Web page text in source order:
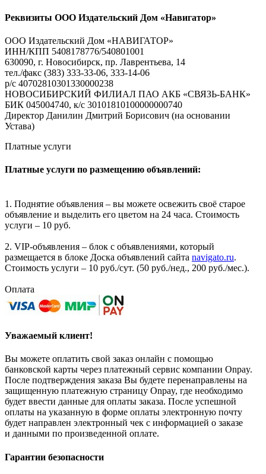
Реквизиты ООО Издательский Дом «Навигатор»
ООО Издательский Дом «НАВИГАТОР»
ИНН/КПП 5408178776/540801001
630090, г. Новосибирск, пр. Лаврентьева, 14
тел./факс (383) 333-33-06, 333-14-06
р/с 40702810301330000238
НОВОСИБИРСКИЙ ФИЛИАЛ ПАО АКБ «СВЯЗЬ-БАНК»
БИК 045004740, к/с 30101810100000000740
Директор Данилин Дмитрий Борисович (на основании
Устава)
Платные услуги
Платные услуги по размещению объявлений:
1. Поднятие объявления – вы можете освежить своё старое
объявление и выделить его цветом на 24 часа. Стоимость
услуги – 10 руб.
2. VIP-объявления – блок с объявлениями, который
размещается в блоке Доска объявлений сайта navigato.ru.
Стоимость услуги – 10 руб./сут. (50 руб./нед., 200 руб./мес.).
Оплата
Уважаемый клиент!
Вы можете оплатить свой заказ онлайн с помощью
банковской карты через платежный сервис компании Onpay.
После подтверждения заказа Вы будете перенаправлены на
защищенную платежную страницу Onpay, где необходимо
будет ввести данные для оплаты заказа. После успешной
оплаты на указанную в форме оплаты электронную почту
будет направлен электронный чек с информацией о заказе
и данными по произведенной оплате.
Гарантии безопасности